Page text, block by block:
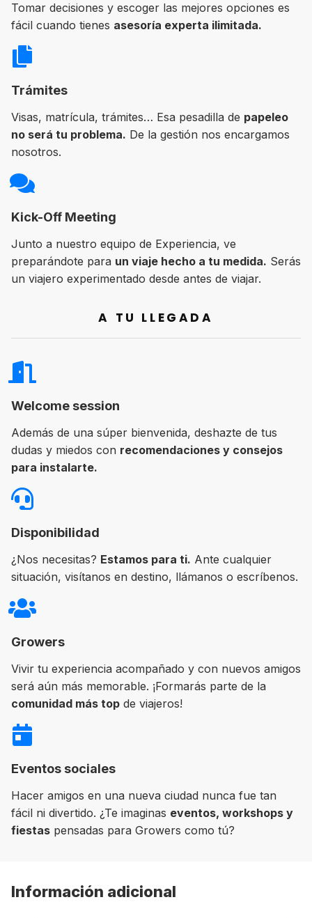
Tomar decisiones y escoger las mejores opciones es
fácil cuando tienes asesoría experta ilimitada.
Trámites
Visas, matrícula, trámites… Esa pesadilla de papeleo
no será tu problema. De la gestión nos encargamos
nosotros.
Kick-Off Meeting
Junto a nuestro equipo de Experiencia, ve
preparándote para un viaje hecho a tu medida. Serás
un viajero experimentado desde antes de viajar.
A TU LLEGADA
Welcome session
Además de una súper bienvenida, deshazte de tus
dudas y miedos con recomendaciones y consejos
para instalarte.
Disponibilidad
¿Nos necesitas? Estamos para ti. Ante cualquier
situación, visítanos en destino, llámanos o escríbenos.
Growers
Vivir tu experiencia acompañado y con nuevos amigos
será aún más memorable. ¡Formarás parte de la
comunidad más top de viajeros!
Eventos sociales
Hacer amigos en una nueva ciudad nunca fue tan
fácil ni divertido. ¿Te imaginas eventos, workshops y
fiestas pensadas para Growers como tú?
Información adicional